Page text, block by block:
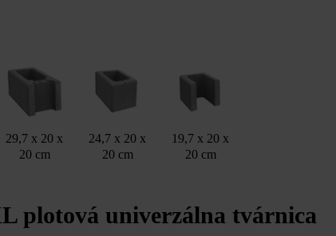
29,7 x 20 x
20 cm
24,7 x 20 x
20 cm
19,7 x 20 x
20 cm
plotová univerzálna tvárnica